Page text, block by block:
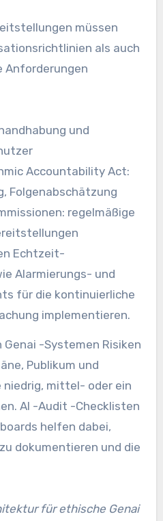
müssen
als auch
Anforderungen
und
Accountability Act:
Folgenabschätzung
regelmäßige
Echtzeit-
Alarmierungs- und
für die kontinuierliche
implementieren.
-Systemen Risiken
Publikum und
niedrig, mittel- oder ein
AI -Audit -Checklisten
helfen dabei,
dokumentieren und die
für ethische Genai